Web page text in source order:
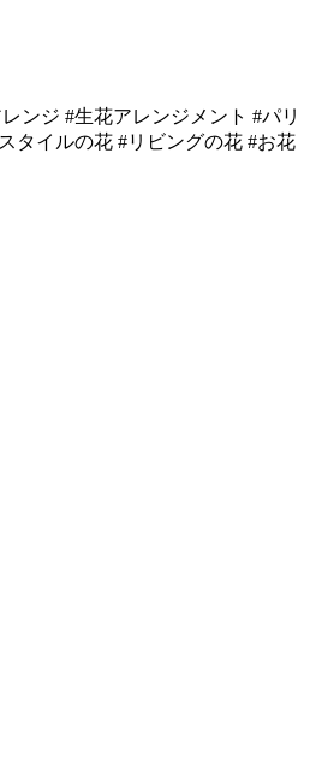
ンジ #生花アレンジメント #パリ
タイルの花 #リビングの花 #お花